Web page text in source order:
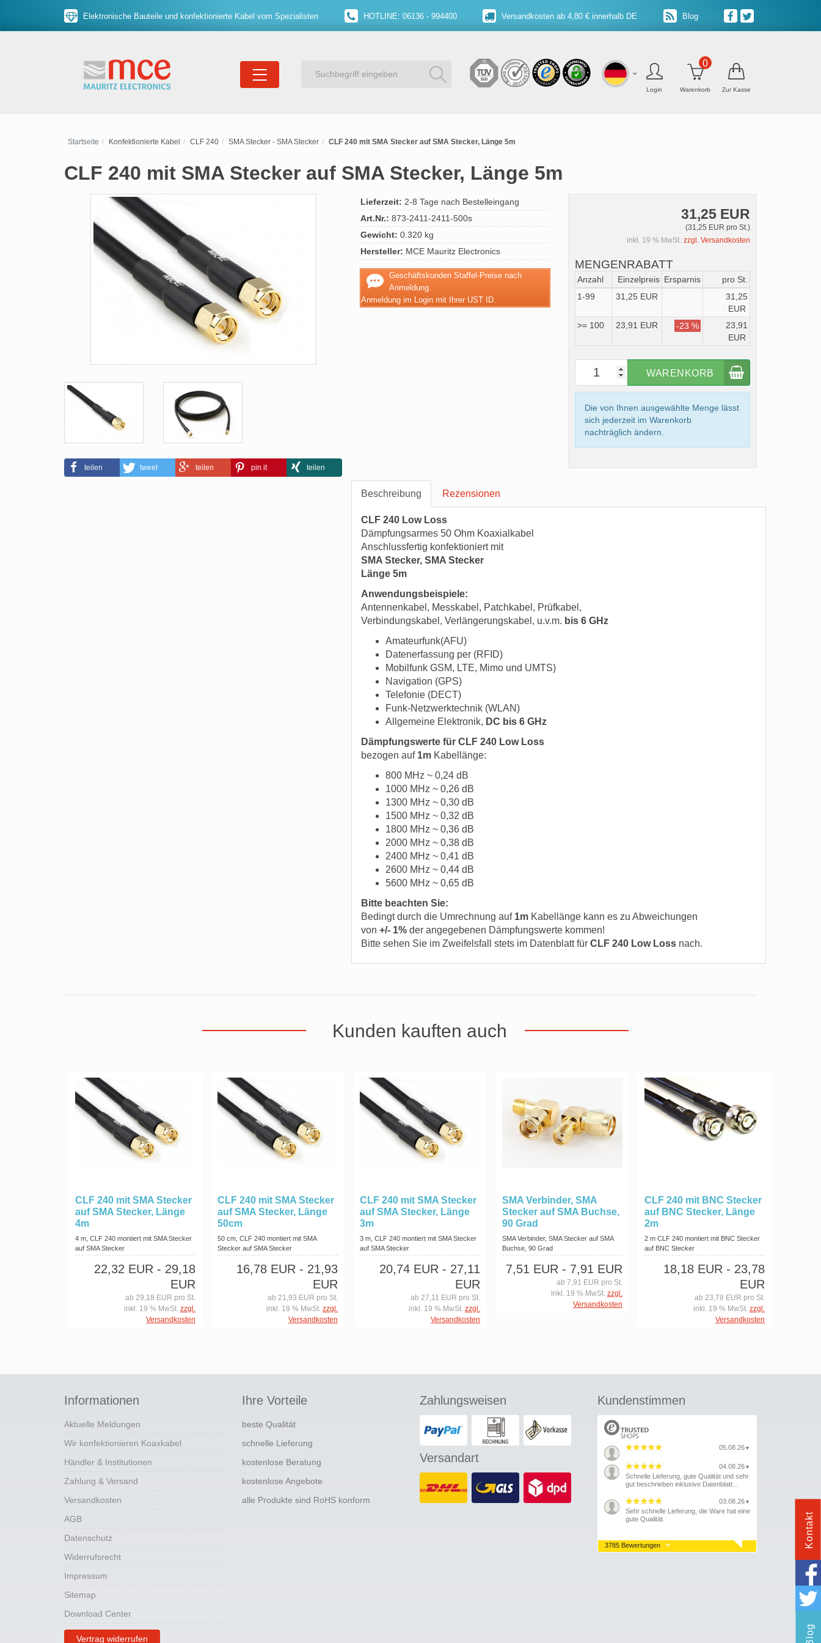
Elektronische Bauteile und konfektionierte Kabel vom Spezialisten HOTLINE: 06136 - 994400 Versandkosten ab 4,80 € innerhalb DE Blog
Login Warenkorb
0
Zur Kasse
Startseite Konfektionierte Kabel CLF 240 SMA Stecker - SMA Stecker CLF 240 mit SMA Stecker auf SMA Stecker, Länge 5m
CLF 240 mit SMA Stecker auf SMA Stecker, Länge 5m
teilen tweet teilen pin it teilen
Lieferzeit: 2-8 Tage nach Bestelleingang
Art.Nr.: 873-2411-2411-500s
Gewicht: 0.320 kg
Hersteller: MCE Mauritz Electronics
Geschäftskunden Staffel-Preise nach
Anmeldung.
Anmeldung im Login mit Ihrer UST ID.
31,25 EUR
(31,25 EUR pro St.)
inkl. 19 % MwSt. zzgl. Versandkosten
MENGENRABATT
Anzahl Einzelpreis Ersparnis
pro St.
1-99
31,25 EUR
31,25
EUR
>= 100
23,91 EUR -23 %
23,91
EUR
WARENKORB
Die von Ihnen ausgewählte Menge lässt
sich jederzeit im Warenkorb
nachträglich ändern.
Beschreibung Rezensionen
CLF 240 Low Loss
Dämpfungsarmes 50 Ohm Koaxialkabel
Anschlussfertig konfektioniert mit
SMA Stecker, SMA Stecker
Länge 5m
Anwendungsbeispiele:
Antennenkabel, Messkabel, Patchkabel, Prüfkabel,
Verbindungskabel, Verlängerungskabel, u.v.m. bis 6 GHz
Amateurfunk(AFU)
Datenerfassung per (RFID)
Mobilfunk GSM, LTE, Mimo und UMTS)
Navigation (GPS)
Telefonie (DECT)
Funk-Netzwerktechnik (WLAN)
Allgemeine Elektronik, DC bis 6 GHz
Dämpfungswerte für CLF 240 Low Loss
bezogen auf 1m Kabellänge:
800 MHz ~ 0,24 dB
1000 MHz ~ 0,26 dB
1300 MHz ~ 0,30 dB
1500 MHz ~ 0,32 dB
1800 MHz ~ 0,36 dB
2000 MHz ~ 0,38 dB
2400 MHz ~ 0,41 dB
2600 MHz ~ 0,44 dB
5600 MHz ~ 0,65 dB
Bitte beachten Sie:
Bedingt durch die Umrechnung auf 1m Kabellänge kann es zu Abweichungen
von +/- 1% der angegebenen Dämpfungswerte kommen!
Bitte sehen Sie im Zweifelsfall stets im Datenblatt für CLF 240 Low Loss nach.
Kunden kauften auch
CLF 240 mit SMA Stecker
auf SMA Stecker, Länge
4m
4 m, CLF 240 montiert mit SMA Stecker
auf SMA Stecker
22,32 EUR - 29,18
EUR
ab 29,18 EUR pro St.
inkl. 19 % MwSt. zzgl.
Versandkosten
CLF 240 mit SMA Stecker
auf SMA Stecker, Länge
50cm
50 cm, CLF 240 montiert mit SMA
Stecker auf SMA Stecker
16,78 EUR - 21,93
EUR
ab 21,93 EUR pro St.
inkl. 19 % MwSt. zzgl.
Versandkosten
CLF 240 mit SMA Stecker
auf SMA Stecker, Länge
3m
3 m, CLF 240 montiert mit SMA Stecker
auf SMA Stecker
20,74 EUR - 27,11
EUR
ab 27,11 EUR pro St.
inkl. 19 % MwSt. zzgl.
Versandkosten
SMA Verbinder, SMA
Stecker auf SMA Buchse,
90 Grad
SMA Verbinder, SMA Stecker auf SMA
Buchse, 90 Grad
7,51 EUR - 7,91 EUR
ab 7,91 EUR pro St.
inkl. 19 % MwSt. zzgl.
Versandkosten
CLF 240 mit BNC Stecker
auf BNC Stecker, Länge
2m
2 m CLF 240 montiert mit BNC Stecker
auf BNC Stecker
18,18 EUR - 23,78
EUR
ab 23,78 EUR pro St.
inkl. 19 % MwSt. zzgl.
Versandkosten
Informationen
Aktuelle Meldungen
Wir konfektionieren Koaxkabel
Händler & Institutionen
Zahlung & Versand
Versandkosten
AGB
Datenschutz
Widerrufsrecht
Impressum
Sitemap
Download Center
Vertrag widerrufen
Ihre Vorteile
beste Qualität
schnelle Lieferung
kostenlose Beratung
kostenlose Angebote
alle Produkte sind RoHS konform
Zahlungsweisen
Versandart
Kundenstimmen
05.08.26 ▼
04.08.26 ▼
Schnelle Lieferung, gute Qualität und sehr
gut beschrieben inklusive Datenblatt...
03.08.26 ▼
Sehr schnelle Lieferung, die Ware hat eine
gute Qualität.
3785 Bewertungen Kontakt
Blog